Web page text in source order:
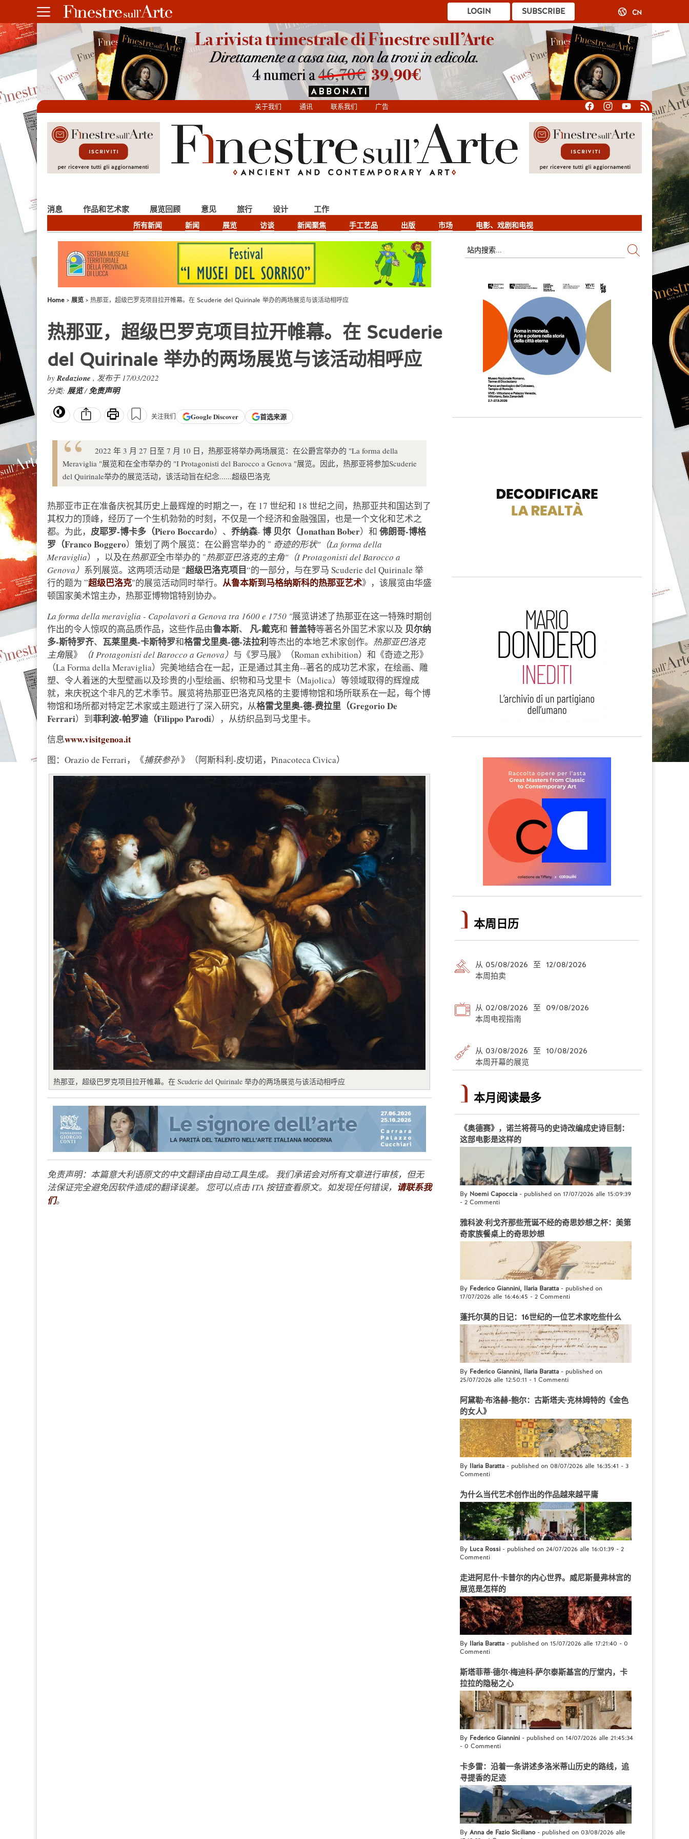
SUBSCRIBE
LOGIN CN
关于我们 通讯 联系我们 广告
消息
所有新闻 新闻 展览 访谈 新闻聚焦 手工艺品 出版 市场 电影、戏剧和电视
作品和艺术家 展览回顾 意见 旅行 设计 工作
Home 展览 热那亚，超级巴罗克项目拉开帷幕。在 Scuderie del Quirinale 举办的两场展览与该活动相呼应
热那亚，超级巴罗克项目拉开帷幕。在 Scuderie
del Quirinale 举办的两场展览与该活动相呼应
byRedazione , 发布于 17/03/2022
分类: 展览/免责声明
关注我们 GoogleDiscover 首选来源
2022 年 3 月 27 日至 7 月 10 日，热那亚将举办两场展览：在公爵宫举办的 "La forma della
Meraviglia "展览和在全市举办的 "I Protagonisti del Barocco a Genova "展览。因此，热那亚将参加Scuderie
del Quirinale举办的展览活动，该活动旨在纪念......超级巴洛克
热那亚市正在准备庆祝其历史上最辉煌的时期之一，在 17 世纪和 18 世纪之间，热那亚共和国达到了
其权力的顶峰，经历了一个生机勃勃的时刻，不仅是一个经济和金融强国，也是一个文化和艺术之
都。为此， 皮耶罗-博卡多（Piero Boccardo）、 乔纳森- 博 贝尔（Jonathan Bober）和 佛朗哥-博格
罗（Franco Boggero）策划了两个展览：在公爵宫举办的 " 奇迹的形状"（La forma della
Meraviglia），以及在热那亚全市举办的 "热那亚巴洛克的主角"（I Protagonisti del Barocco a
Genova） 系列展览。这两项活动是 "超级巴洛克项目“的一部分，与在罗马 Scuderie del Quirinale 举
行的题为 ”超级巴洛克"的展览活动同时举行。 从鲁本斯到马格纳斯科的热那亚艺术》，该展览由华盛
顿国家美术馆主办，热那亚博物馆特别协办。
La forma della meraviglia - Capolavori a Genova tra 1600 e 1750 "展览讲述了热那亚在这一特殊时期创
作出的令人惊叹的高品质作品，这些作品由鲁本斯、 凡-戴克和 普盖特等著名外国艺术家以及 贝尔纳
多-斯特罗齐、 瓦莱里奥-卡斯特罗和格雷戈里奥-德-法拉利等杰出的本地艺术家创作。 热那亚巴洛克
主角展》 （I Protagonisti del Barocco a Genova） 与《罗马展》（Roman exhibition）和《奇迹之形》
（La Forma della Meraviglia）完美地结合在一起，正是通过其主角--著名的成功艺术家，在绘画、雕
塑、令人着迷的大型壁画以及珍贵的小型绘画、织物和马戈里卡（Majolica）等领域取得的辉煌成
就，来庆祝这个非凡的艺术季节。展览将热那亚巴洛克风格的主要博物馆和场所联系在一起，每个博
物馆和场所都对特定艺术家或主题进行了深入研究，从格雷戈里奥-德-费拉里（Gregorio De
Ferrari）到菲利波-帕罗迪（Filippo Parodi），从纺织品到马戈里卡。
信息www.visitgenoa.it
图：Orazio de Ferrari，《捕获参孙》（阿斯科利-皮切诺，Pinacoteca Civica）
热那亚，超级巴罗克项目拉开帷幕。在 Scuderie del Quirinale 举办的两场展览与该活动相呼应
免责声明：本篇意大利语原文的中文翻译由自动工具生成。 我们承诺会对所有文章进行审核，但无
法保证完全避免因软件造成的翻译误差。 您可以点击 ITA 按钮查看原文。如发现任何错误， 请联系我
们。
本周日历
从 05/08/2026 至 12/08/2026
本周拍卖
从 02/08/2026 至 09/08/2026
本周电视指南
从 03/08/2026 至 10/08/2026
本周开幕的展览
本月阅读最多
《奥德赛》，诺兰将荷马的史诗改编成史诗巨制：
这部电影是这样的
By Noemi Capoccia - published on 17/07/2026 alle 15:09:39
- 2 Commenti
雅科波·利戈齐那些荒诞不经的奇思妙想之杯：美第
奇家族餐桌上的奇思妙想
By Federico Giannini, Ilaria Baratta - published on
17/07/2026 alle 16:46:45 - 2 Commenti
蓬托尔莫的日记：16世纪的一位艺术家吃些什么
By Federico Giannini, Ilaria Baratta - published on
25/07/2026 alle 12:50:11 - 1 Commenti
阿黛勒·布洛赫-鲍尔：古斯塔夫·克林姆特的《金色
的女人》
By Ilaria Baratta - published on 08/07/2026 alle 16:35:41 - 3
Commenti
为什么当代艺术创作出的作品越来越平庸
By Luca Rossi - published on 24/07/2026 alle 16:01:39 - 2
Commenti
走进阿尼什·卡普尔的内心世界。威尼斯曼弗林宫的
展览是怎样的
By Ilaria Baratta - published on 15/07/2026 alle 17:21:40 - 0
Commenti
斯塔菲蒂·德尔·梅迪科·萨尔泰斯基宫的厅堂内，卡
拉拉的隐秘之心
By Federico Giannini - published on 14/07/2026 alle 21:45:34
- 0 Commenti
卡多雷：沿着一条讲述多洛米蒂山历史的路线，追
寻提香的足迹
By Anna de Fazio Siciliano- published on 03/08/2026 alle